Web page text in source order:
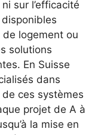
sur l’efficacité
de logement ou
solutions
En Suisse
dans
ces systèmes
projet de A à
la mise en